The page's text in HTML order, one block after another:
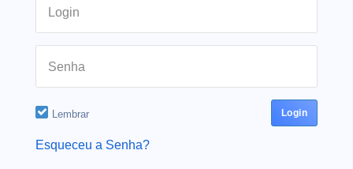
Login
Senha
Lembrar
Esqueceu a Senha?